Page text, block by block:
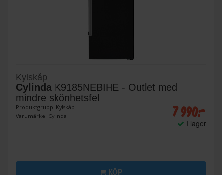
Kylskåp
Cylinda K9185NEBIHE - Outlet med
mindre skönhetsfel
Produktgrupp: Kylskåp
Varumärke: Cylinda
7 990:-
I lager
KÖP